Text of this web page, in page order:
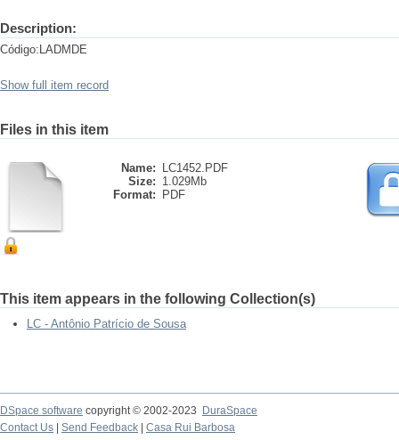
Description:
Código:LADMDE
Show full item record
Files in this item
Name:
LC1452.PDF
Size: 1.029Mb
Format:
PDF
This item appears in the following Collection(s)
LC - Antônio Patrício de Sousa
DSpace software copyright © 2002-2023
DuraSpace
Contact Us
Send Feedback Casa Rui Barbosa